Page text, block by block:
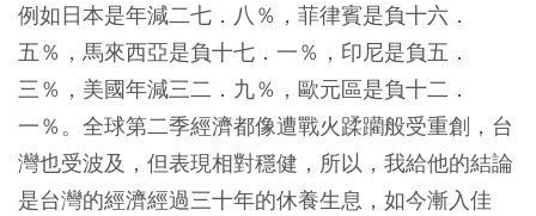
例如日本是年減二七．八％，菲律賓是負十六．
五％，馬來西亞是負十七．一％，印尼是負五．
三％，美國年減三二．九％，歐元區是負十二．
一％。全球第二季經濟都像遭戰火蹂躪般受重創，台
灣也受波及，但表現相對穩健，所以，我給他的結論
是台灣的經濟經過三十年的休養生息，如今漸入佳